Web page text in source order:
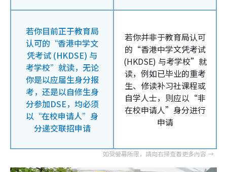
若你目前正于教育局
认可的“香港中学文
凭考试 (HKDSE) 与
考学校”就读，无论
你是以应届生身分报
考，还是以自修生身
分参加DSE，均必须
以“在校申请人”身
分递交联招申请
若你并非于教育局认可
的“香港中学文凭考试
(HKDSE) 与考学校”就
读，例如已毕业的重考
生、修读补习社课程或
自学人士，则应以“非
在校申请人”身分进行
申请